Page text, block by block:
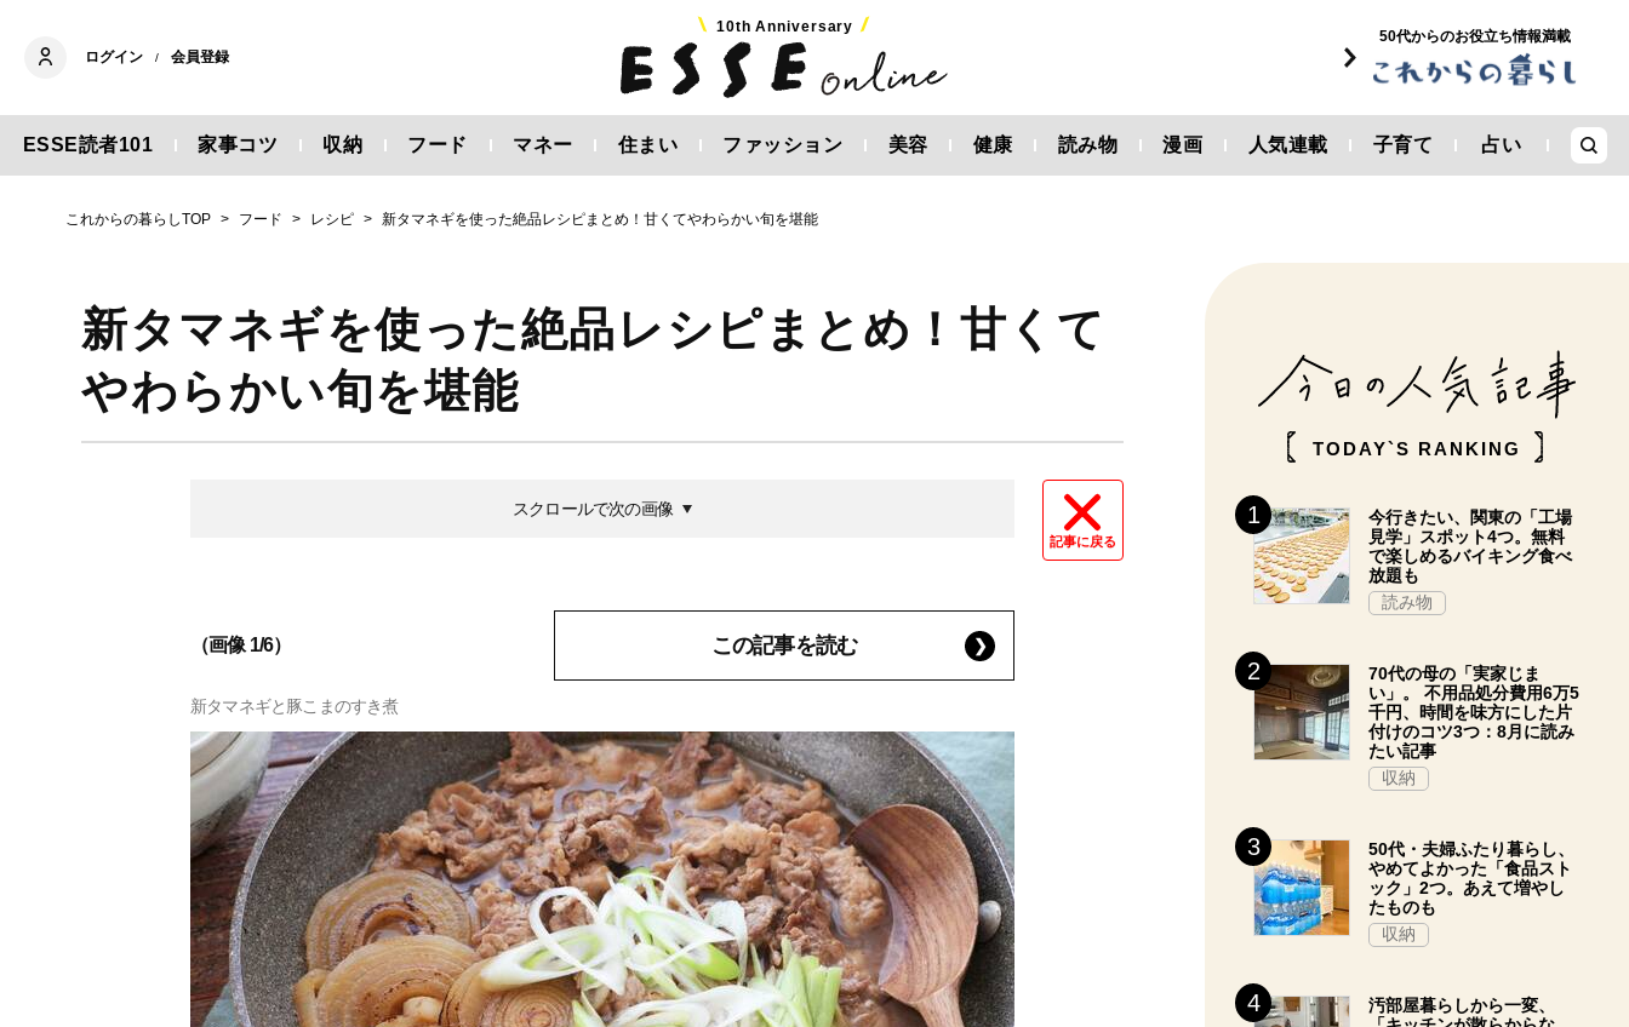
ログイン / 会員登録
10th Anniversary
50代からのお役立ち情報満載
ESSE読者101 家事コツ 収納 フード マネー 住まい ファッション 美容 健康 読み物 漫画 人気連載 子育て 占い
これからの暮らしTOP フード レシピ 新タマネギを使った絶品レシピまとめ！甘くてやわらかい旬を堪能
新タマネギを使った絶品レシピまとめ！甘くて
やわらかい旬を堪能
記事に戻る
スクロールで次の画像
（画像 1/6） この記事を読む
新タマネギと豚こまのすき煮
TODAY`S RANKING
今行きたい、関東の「工場
見学」スポット4つ。無料
で楽しめるバイキング食べ
放題も
読み物
70代の母の「実家じま
い」。 不用品処分費用6万5
千円、時間を味方にした片
付けのコツ3つ：8月に読み
たい記事
収納
50代・夫婦ふたり暮らし、
やめてよかった「食品スト
ック」2つ。あえて増やし
たものも
収納
汚部屋暮らしから一変、